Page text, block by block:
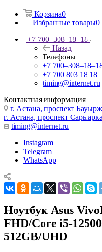
Корзина0
Избранные товары0
+7 700‒308‒18‒18
Назад
Телефоны
+7
+7 700 803 18 18
timing@internet.ru
Контактная информация
г. Астана, проспект
г. Астана, проспект
timing@internet.ru
Instagram
Telegram
WhatsApp
Ноутбук Asus
FHD/Core i5-
512GB/UHD